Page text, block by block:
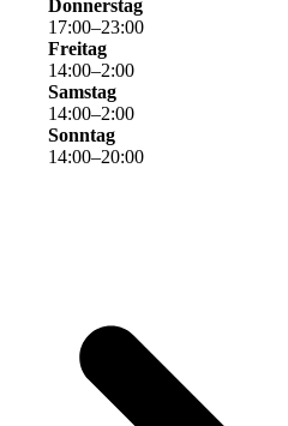
Donnerstag
17:00–23:00
Freitag
14:00–2:00
Samstag
14:00–2:00
Sonntag
14:00–20:00